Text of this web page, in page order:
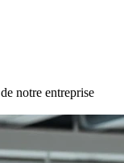
de notre entreprise